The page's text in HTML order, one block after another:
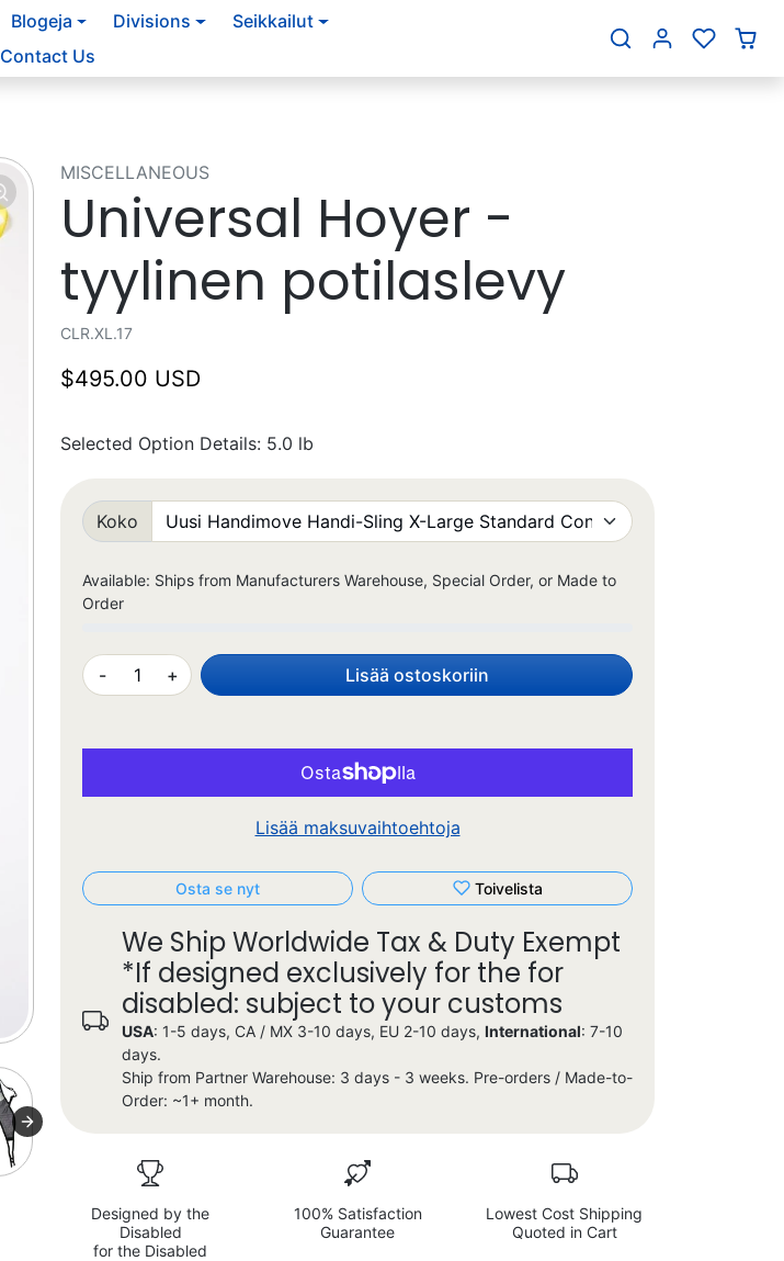
Blogeja Divisions
Seikkailut
Contact Us
MISCELLANEOUS
Universal Hoyer -
tyylinen potilaslevy
CLR.XL.17
$495.00 USD
Selected Option Details: 5.0 lb
Koko
Available: Ships from Manufacturers Warehouse, Special Order, or Made to
Order
- + Lisää ostoskoriin
Lisää maksuvaihtoehtoja
Osta se nyt Toivelista
We Ship Worldwide Tax & Duty Exempt
*If designed exclusively for the for
disabled: subject to your customs
USA: 1-5 days, CA / MX 3-10 days, EU 2-10 days, International: 7-10
days.
Ship from Partner Warehouse: 3 days - 3 weeks. Pre-orders / Made-to-
Order: ~1+ month.
Designed by the
Disabled
for the Disabled
100% Satisfaction
Guarantee
Lowest Cost Shipping
Quoted in Cart
{{currency}}{{discount}}